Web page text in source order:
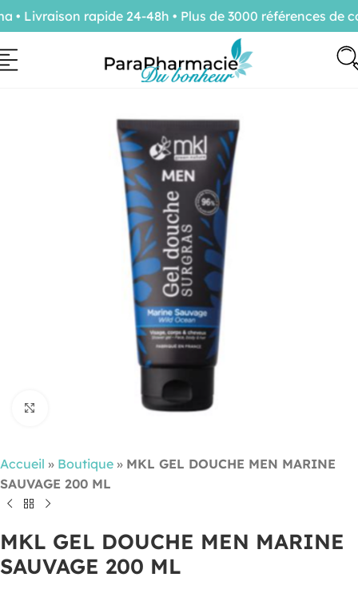
Cliquez pour agrandir
Accueil » Boutique » MKL GEL DOUCHE MEN MARINE
SAUVAGE 200 ML
MKL GEL DOUCHE MEN MARINE
SAUVAGE 200 ML
Livraison rapide 24-48h • Plus de 3000 références de